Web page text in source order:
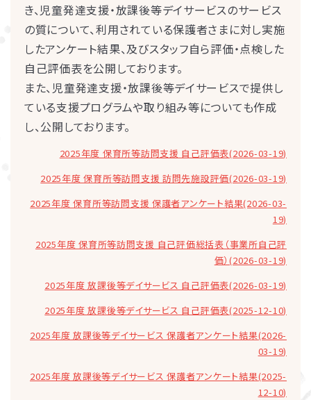
き、児童発達支援・放課後等デイサービスのサービス
の質について、利用されている保護者さまに対し実施
したアンケート結果、及びスタッフ自ら評価・点検した
自己評価表を公開しております。
また、児童発達支援・放課後等デイサービスで提供し
ている支援プログラムや取り組み等についても作成
し、公開しております。
2025年度 保育所等訪問支援 自己評価表(2026-03-19)
2025年度 保育所等訪問支援 訪問先施設評価(2026-03-19)
2025年度 保育所等訪問支援 保護者アンケート結果(2026-03-
19)
2025年度 保育所等訪問支援 自己評価総括表（事業所自己評
価）(2026-03-19)
2025年度 放課後等デイサービス 自己評価表(2026-03-19)
2025年度 放課後等デイサービス 自己評価表(2025-12-10)
2025年度 放課後等デイサービス 保護者アンケート結果(2026-
03-19)
2025年度 放課後等デイサービス 保護者アンケート結果(2025-
12-10)